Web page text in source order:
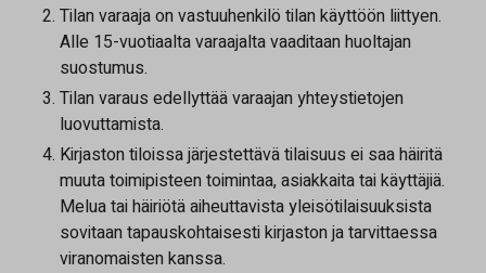
Tilan varaaja on vastuuhenkilö tilan käyttöön liittyen.
Alle 15-vuotiaalta varaajalta vaaditaan huoltajan
suostumus.
Tilan varaus edellyttää varaajan yhteystietojen
luovuttamista.
Kirjaston tiloissa järjestettävä tilaisuus ei saa häiritä
muuta toimipisteen toimintaa, asiakkaita tai käyttäjiä.
Melua tai häiriötä aiheuttavista yleisötilaisuuksista
sovitaan tapauskohtaisesti kirjaston ja tarvittaessa
viranomaisten kanssa.